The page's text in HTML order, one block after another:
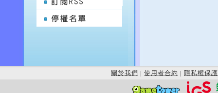
關於我們 | 使用者合約 | 隱私權保護